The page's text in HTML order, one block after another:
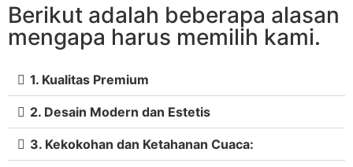
Berikut adalah beberapa alasan
mengapa harus memilih kami.
1. Kualitas Premium
2. Desain Modern dan Estetis
3. Kekokohan dan Ketahanan Cuaca: